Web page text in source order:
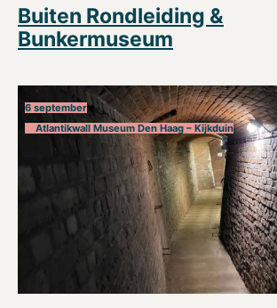
Buiten Rondleiding &
Bunkermuseum
6 september
Atlantikwall Museum Den Haag – Kijkduin